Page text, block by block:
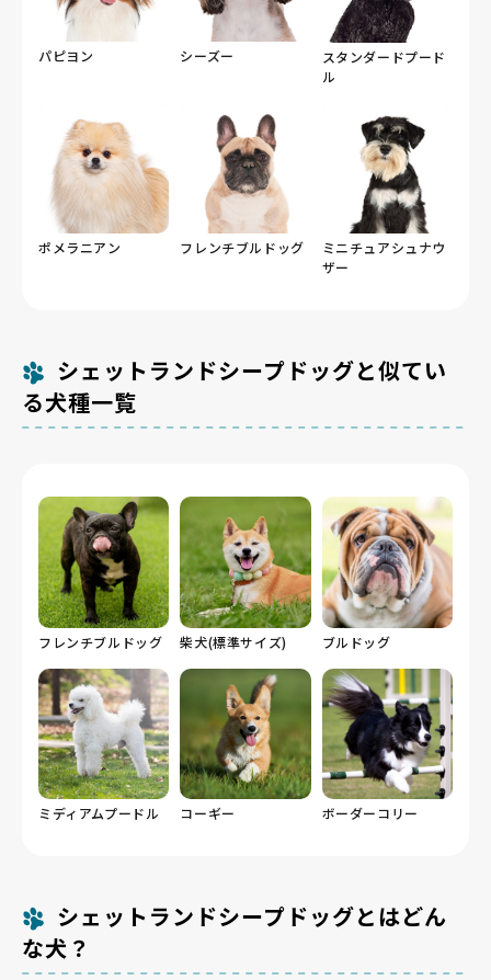
パピヨン シーズー
スタンダードプード
ル
ポメラニアン フレンチブルドッグ
ミニチュアシュナウ
ザー
シェットランドシープドッグと似てい
る犬種一覧
フレンチブルドッグ 柴犬(標準サイズ) ブルドッグ
ミディアムプードル コーギー ボーダーコリー
シェットランドシープドッグとはどん
な犬？